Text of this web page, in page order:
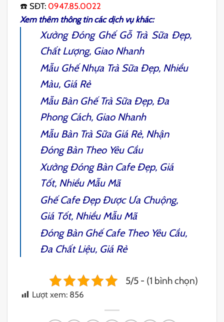
☎️ SĐT: 0947.85.0022
Xem thêm thông tin các dịch vụ khác:
Xưởng Đóng Ghế Gỗ Trà SữaĐẹp,
Chất Lượng, Giao Nhanh
Mẫu Ghế Nhựa Trà SữaĐẹp, Nhiều
Màu, Giá Rẻ
Mẫu Bàn Ghế Trà SữaĐẹp, Đa
Phong Cách, Giao Nhanh
Mẫu Bàn Trà SữaGiá Rẻ, Nhận
Đóng Bàn Theo Yêu Cầu
Xưởng ĐóngBàn CafeĐẹp, Giá
Tốt, Nhiều Mẫu Mã
Ghế CafeĐẹp Được Ưa Chuộng,
Giá Tốt, Nhiều Mẫu Mã
ĐóngBàn Ghế CafeTheo Yêu Cầu,
Đa Chất Liệu, Giá Rẻ
5/5 - (1 bình chọn)
Lượt xem: 856